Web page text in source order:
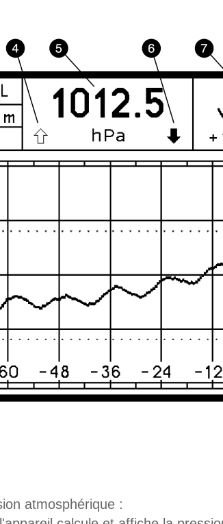
atmosphérique :